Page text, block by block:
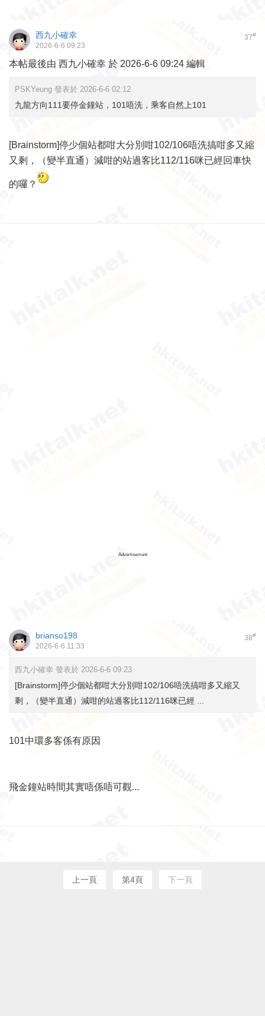
37#
西九小確幸
2026-6-6 09:23
本帖最後由 西九小確幸 於 2026-6-6 09:24 編輯
PSKYeung 發表於 2026-6-6 02:12
九龍方向111要停金鐘站，101唔洗，乘客自然上101
[Brainstorm]停少個站都咁大分別咁102/106唔洗搞咁多又縮
又剩，（變半直通）減咁的站過客比112/116咪已經回車快
的囉？
Advertisement
38#
brianso198
2026-6-6 11:33
西九小確幸 發表於 2026-6-6 09:23
[Brainstorm]停少個站都咁大分別咁102/106唔洗搞咁多又縮又
剩，（變半直通）減咁的站過客比112/116咪已經 ...
101中環多客係有原因
飛金鐘站時間其實唔係唔可觀...
上一頁 第4頁 下一頁